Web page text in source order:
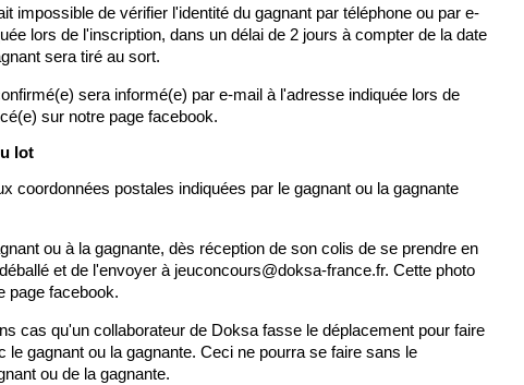
impossible de vérifier l'identité du gagnant par téléphone ou par e-
lors de l'inscription, dans un délai de 2 jours à compter de la date
sera tiré au sort.
sera informé(e) par e-mail à l'adresse indiquée lors de
sur notre page facebook.
lot
coordonnées postales indiquées par le gagnant ou la gagnante
ou à la gagnante, dès réception de son colis de se prendre en
et de l'envoyer à jeuconcours@doksa-france.fr. Cette photo
page facebook.
cas qu'un collaborateur de Doksa fasse le déplacement pour faire
le gagnant ou la gagnante. Ceci ne pourra se faire sans le
ou de la gagnante.